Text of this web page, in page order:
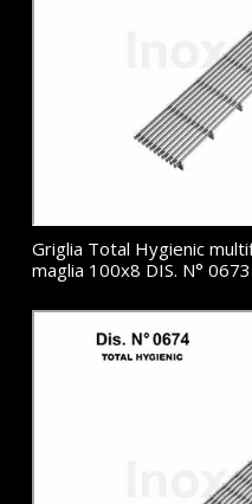
Griglia Total Hygienic
maglia 100x8 DIS. N° 0673